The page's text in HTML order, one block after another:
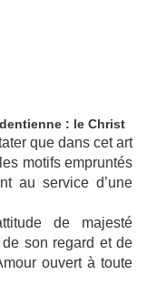
: le Christ
que dans cet art
motifs empruntés
au service d’une
de majesté
son regard et de
ouvert à toute